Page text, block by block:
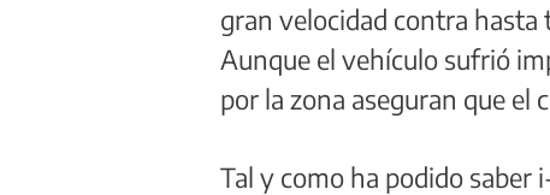
gran velocidad contra hasta
Aunque el vehículo sufrió
por la zona aseguran que el
Tal y como ha podido saber